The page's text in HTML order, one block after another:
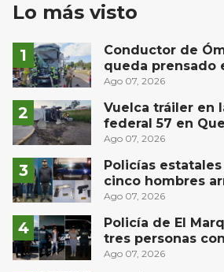
Lo más visto
Conductor de
queda prensado
materialista en
Ago 07, 2026
Vuelca tráiler en
federal 57 en
derrame de
Ago 07, 2026
Policías
cinco hombres
Puebla capital
Ago 07, 2026
Policía de El
tres personas
narcóticos
Ago 07, 2026